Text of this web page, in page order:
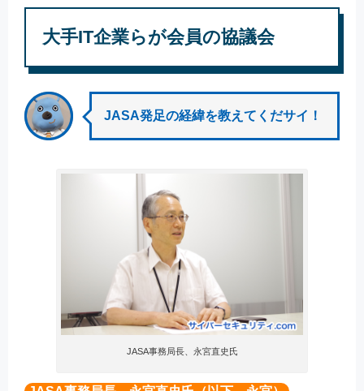
大手IT企業らが会員の協議会
JASA発足の経緯を教えてくだサイ！
JASA事務局長、永宮直史氏